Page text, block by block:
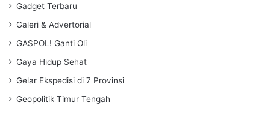
Gadget Terbaru
Galeri & Advertorial
GASPOL! Ganti Oli
Gaya Hidup Sehat
Gelar Ekspedisi di 7 Provinsi
Geopolitik Timur Tengah